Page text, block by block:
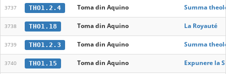
3737 THO1.2.4 Toma din Aquino Summa
3738 THO1.18 Toma din Aquino La Royauté
3739 THO1.2.3 Toma din Aquino Summa
3740 THO1.15 Toma din Aquino Expunere la